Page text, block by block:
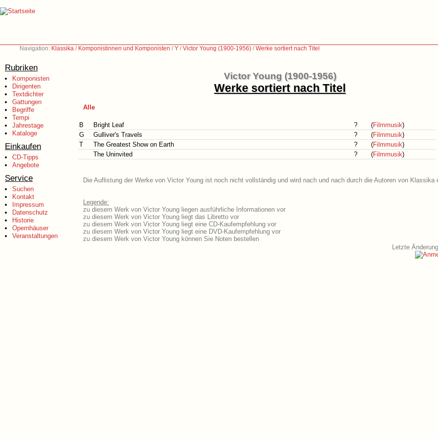
Navigation: Klassika / Komponistinnen und Komponisten /Y /Victor Young (1900-1956) /Werke sortiert nach Titel
Rubriken
Komponisten
Dirigenten
Textdichter
Gattungen
Begriffe
Tempi
Jahrestage
Kataloge
Einkaufen
CD-Tipps
Angebote
Service
Suchen
Kontakt
Impressum
Datenschutz
Historie
Opernhäuser
Veranstaltungen
Victor Young (1900-1956)
Werke sortiert nach Titel
Alle
B Bright Leaf ? (Filmmusik)
G
Gulliver's Travels ? (Filmmusik)
T
The Greatest Show on Earth ? (Filmmusik)
The Uninvited
? (Filmmusik)
Die Auflistung der Werke von Victor Young ist noch nicht vollständig und wird nach und nach durch die Autoren von Klassika
Legende:
zu diesem Werk von Victor Young liegen ausführliche Informationen vor
zu diesem Werk von Victor Young liegt das Libretto vor
zu diesem Werk von Victor Young liegt eine CD-Kaufempfehlung vor
zu diesem Werk von Victor Young liegt eine DVD-Kaufempfehlung vor
zu diesem Werk von Victor Young können Sie Noten bestellen
Letzte